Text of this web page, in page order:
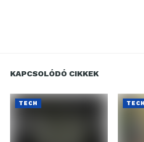
KAPCSOLÓDÓ CIKKEK
TECH TECH